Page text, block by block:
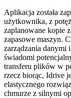
Aplikacja została
użytkownika, z
zaplanowane kopie
zapasowe maszyn.
zarządzania
świadomi
transferu plików w
rzecz biorąc, Idrive
elastycznego
chmurze z silnymi